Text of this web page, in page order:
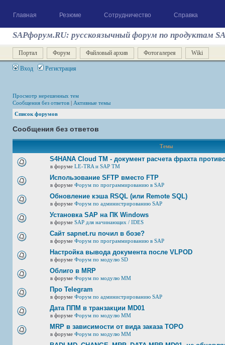
Главная Резюме Сотрудничество Справка
SAPфорум.RU: русскоязычный форум по продуктам
Портал Форум Файловый архив Фотогалерея Wiki
Вход Регистрация
Просмотр нерешенных тем
Сообщения без ответов | Активные темы
Список форумов
Сообщения без ответов
Темы
S4HANA Cloud TM - документ расчета фрахта
в форуме LE-TRA и SAP TM
Использование SFTP вместо FTP
в форуме Форум по программированию в SAP
Обновление кэша RSQL (или Remote SQL)
в форуме Форум по администрированию SAP
Установка SAP на ПК Windows
в форуме SAP для начинающих / IDES
Сайт sapnet.ru почил в бозе?
в форуме Форум по программированию в SAP
Настройка вывода документа после VLPOD
в форуме Форум по модулю SD
Облиго в MRP
в форуме Форум по модулю ММ
Про Telegram
в форуме Форум по администрированию SAP
Дата ППМ в транзакции MD01
в форуме Форум по модулю ММ
MRP в зависимости от вида заказа ТОРО
в форуме Форум по модулю ММ